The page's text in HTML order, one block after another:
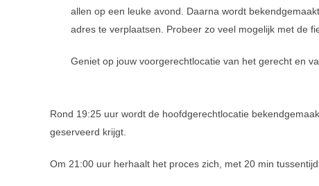
allen op een leuke avond. Daarna wordt
adres te verplaatsen. Probeer zo veel mogelijk met de
Geniet op jouw voorgerechtlocatie van het gerecht en
Rond 19:25 uur wordt de hoofdgerechtlocatie
geserveerd krijgt.
Om 21:00 uur herhaalt het proces zich, met 20 min